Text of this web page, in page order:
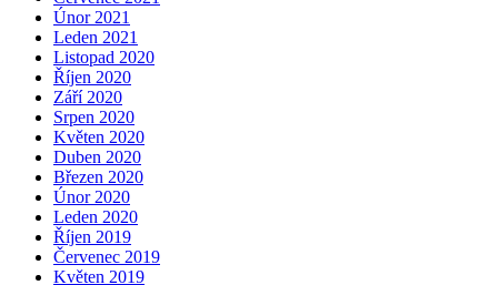
Únor 2021
Leden 2021
Listopad 2020
Říjen 2020
Září 2020
Srpen 2020
Květen 2020
Duben 2020
Březen 2020
Únor 2020
Leden 2020
Říjen 2019
Červenec 2019
Květen 2019